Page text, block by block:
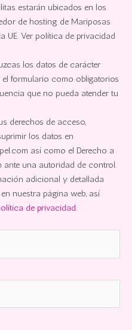
estarán ubicados en los
de hosting de Mariposas
UE. Ver política de privacidad
los datos de carácter
formulario como obligatorios
que no pueda atender tu
derechos de acceso,
los datos en
así como el Derecho a
ante una autoridad de control.
adicional y detallada
nuestra página web, así
de privacidad.